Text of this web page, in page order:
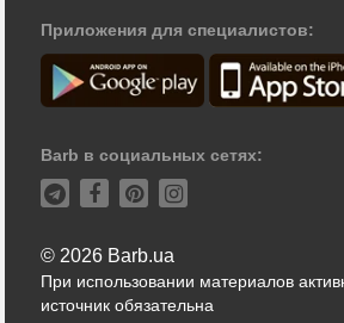
Приложения для специалистов:
Barb в социальных сетях:
© 2026 Barb.ua
При использовании материалов
источник обязательна